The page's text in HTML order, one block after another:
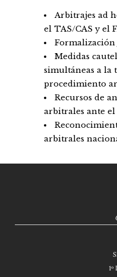
Arbitrajes ad
el TAS/CAS y el
Medidas
simultáneas a la
procedimiento
Recursos de
arbitrales ante
arbitrales